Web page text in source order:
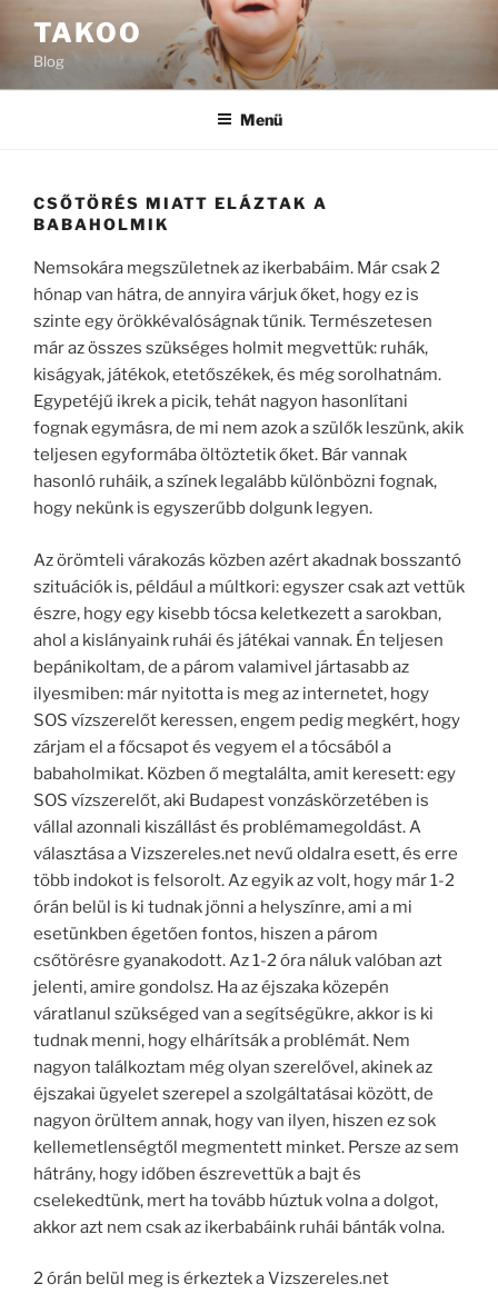
TAKOO
Blog
Menü
CSŐTÖRÉS MIATT ELÁZTAK A
BABAHOLMIK
Nemsokára megszületnek az ikerbabáim. Már csak 2
hónap van hátra, de annyira várjuk őket, hogy ez is
szinte egy örökkévalóságnak tűnik. Természetesen
már az összes szükséges holmit megvettük: ruhák,
kiságyak, játékok, etetőszékek, és még sorolhatnám.
Egypetéjű ikrek a picik, tehát nagyon hasonlítani
fognak egymásra, de mi nem azok a szülők leszünk, akik
teljesen egyformába öltöztetik őket. Bár vannak
hasonló ruháik, a színek legalább különbözni fognak,
hogy nekünk is egyszerűbb dolgunk legyen.
Az örömteli várakozás közben azért akadnak bosszantó
szituációk is, például a múltkori: egyszer csak azt vettük
észre, hogy egy kisebb tócsa keletkezett a sarokban,
ahol a kislányaink ruhái és játékai vannak. Én teljesen
bepánikoltam, de a párom valamivel jártasabb az
ilyesmiben: már nyitotta is meg az internetet, hogy
SOS vízszerelőt keressen, engem pedig megkért, hogy
zárjam el a főcsapot és vegyem el a tócsából a
babaholmikat. Közben ő megtalálta, amit keresett: egy
SOS vízszerelőt, aki Budapest vonzáskörzetében is
vállal azonnali kiszállást és problémamegoldást. A
választása a Vizszereles.net nevű oldalra esett, és erre
több indokot is felsorolt. Az egyik az volt, hogy már 1-2
órán belül is ki tudnak jönni a helyszínre, ami a mi
esetünkben égetően fontos, hiszen a párom
csőtörésre gyanakodott. Az 1-2 óra náluk valóban azt
jelenti, amire gondolsz. Ha az éjszaka közepén
váratlanul szükséged van a segítségükre, akkor is ki
tudnak menni, hogy elhárítsák a problémát. Nem
nagyon találkoztam még olyan szerelővel, akinek az
éjszakai ügyelet szerepel a szolgáltatásai között, de
nagyon örültem annak, hogy van ilyen, hiszen ez sok
kellemetlenségtől megmentett minket. Persze az sem
hátrány, hogy időben észrevettük a bajt és
cselekedtünk, mert ha tovább húztuk volna a dolgot,
akkor azt nem csak az ikerbabáink ruhái bánták volna.
2 órán belül meg is érkeztek a Vizszereles.net